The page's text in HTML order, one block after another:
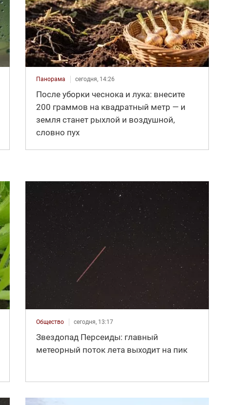
Панорама сегодня, 14:26
После уборки чеснока и лука: внесите
200 граммов на квадратный метр — и
земля станет рыхлой и воздушной,
словно пух
Общество сегодня, 13:17
Звездопад Персеиды: главный
метеорный поток лета выходит на пик